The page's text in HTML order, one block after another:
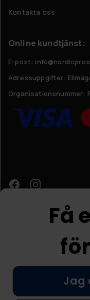
Kontakta oss
Online kundtjänst:
E-post:
Adressuppgifter:
Organisationsnummer:
© Nordic Prostore
Allmänna villkor
Få
Jag